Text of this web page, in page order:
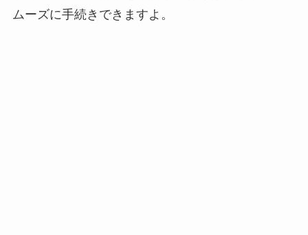
ムーズに手続きできますよ。